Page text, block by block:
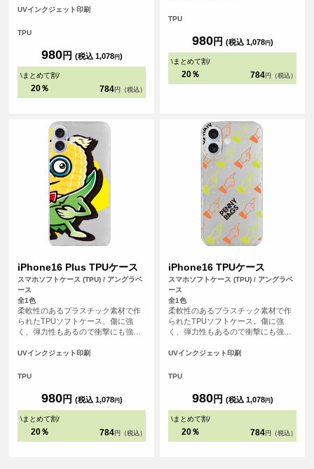
ます。
UVインクジェット印刷
TPU
980円 (税込 1,078円)
\まとめて割/
20％ 784 円（税込）
TPU
980円 (税込 1,078円)
\まとめて割/
20％ 784 円（税込）
iPhone16 Plus TPUケース
スマホソフトケース (TPU) / アングラベ
ース
全1色
柔軟性のあるプラスチック素材で作
られたTPUソフトケース。傷に強
く、弾力性もあるので衝撃にも強
ます。
UVインクジェット印刷
TPU
980円 (税込 1,078円)
\まとめて割/
20％ 784 円（税込）
iPhone16 TPUケース
スマホソフトケース (TPU) / アングラベ
ース
全1色
柔軟性のあるプラスチック素材で作
られたTPUソフトケース。傷に強
く、弾力性もあるので衝撃にも強
ます。
UVインクジェット印刷
TPU
980円 (税込 1,078円)
\まとめて割/
20％ 784 円（税込）